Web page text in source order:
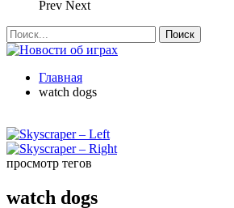
Prev Next
Главная
watch dogs
просмотр тегов
watch dogs